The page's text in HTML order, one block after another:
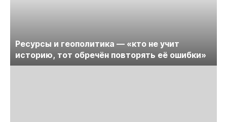
Ресурсы и геополитика — «кто не учит
историю, тот обречён повторять её ошибки»